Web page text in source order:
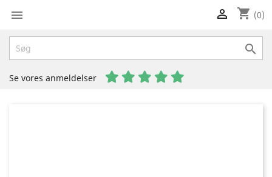
 shopping_cart (0)


Se vores anmeldelser